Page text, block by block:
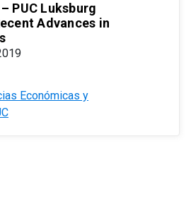
PUC Luksburg
Advances in
Económicas y